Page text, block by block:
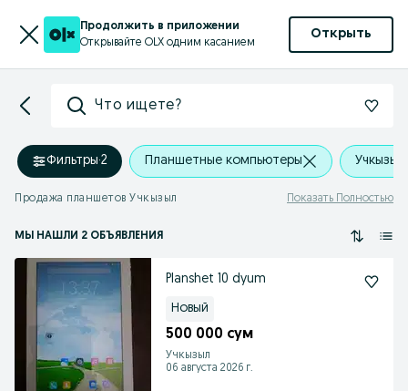
Продолжить в приложении
Открывайте OLX одним касанием
Открыть
Что ищете?
Фильтры·2 Планшетные компьютеры Учкызыл
Продажа планшетов Учкызыл Показать Полностью
МЫ НАШЛИ 2 ОБЪЯВЛЕНИЯ
Planshet 10 dyum
Новый
500 000 сум
Учкызыл
06 августа 2026 г.